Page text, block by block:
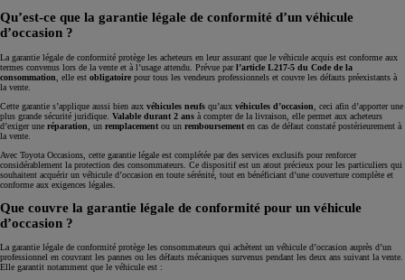
Qu’est-ce que la garantie légale de conformité d’un véhicule
d’occasion ?
La garantie légale de conformité protège les acheteurs en leur assurant que le véhicule acquis est conforme aux
termes convenus lors de la vente et à l’usage attendu. Prévue parl’article L217-5 du Code de la
consommation , elle est obligatoire pour tous les vendeurs professionnels et couvre les défauts préexistants à
la vente.
Cette garantie s’applique aussi bien aux véhicules neufs qu’aux véhicules d’occasion , ceci afin d’apporter une
plus grande sécurité juridique. Valable durant 2 ans à compter de la livraison, elle permet aux acheteurs
d’exiger une réparation , un remplacement ou un remboursement en cas de défaut constaté postérieurement à
la vente.
Avec Toyota Occasions, cette garantie légale est complétée par des services exclusifs pour renforcer
considérablement la protection des consommateurs. Ce dispositif est un atout précieux pour les particuliers qui
souhaitent acquérir un véhicule d’occasion en toute sérénité, tout en bénéficiant d’une couverture complète et
conforme aux exigences légales.
Que couvre la garantie légale de conformité pour un véhicule
d’occasion ?
La garantie légale de conformité protège les consommateurs qui achètent un véhicule d’occasion auprès d’un
professionnel en couvrant les pannes ou les défauts mécaniques survenus pendant les deux ans suivant la vente.
Elle garantit notamment que le véhicule est :